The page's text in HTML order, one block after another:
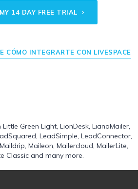
14 DAY FREE TRIAL
CÓMO INTEGRARTE CON LIVESPACE
Little Green Light, LionDesk, LianaMailer,
, LeadSimple, LeadConnector,
Maildrip, Maileon, Mailercloud, MailerLite,
Classicand many more.